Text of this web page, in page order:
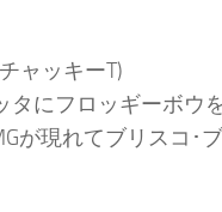
ャッキーT)
にフロッギーボウ
が現れてブリスコ･